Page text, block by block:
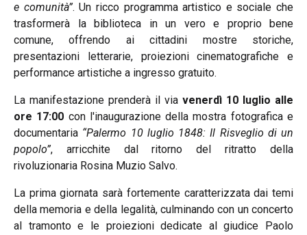
e comunità”. Un ricco programma artistico e sociale che
trasformerà la biblioteca in un vero e proprio bene
comune, offrendo ai cittadini mostre storiche,
presentazioni letterarie, proiezioni cinematografiche e
performance artistiche a ingresso gratuito.
La manifestazione prenderà il via venerdì 10 luglio alle
ore 17:00 con l'inaugurazione della mostra fotografica e
documentaria “Palermo 10 luglio 1848: Il Risveglio di un
popolo”, arricchite dal ritorno del ritratto della
rivoluzionaria Rosina Muzio Salvo.
La prima giornata sarà fortemente caratterizzata dai temi
della memoria e della legalità, culminando con un concerto
al tramonto e le proiezioni dedicate al giudice Paolo